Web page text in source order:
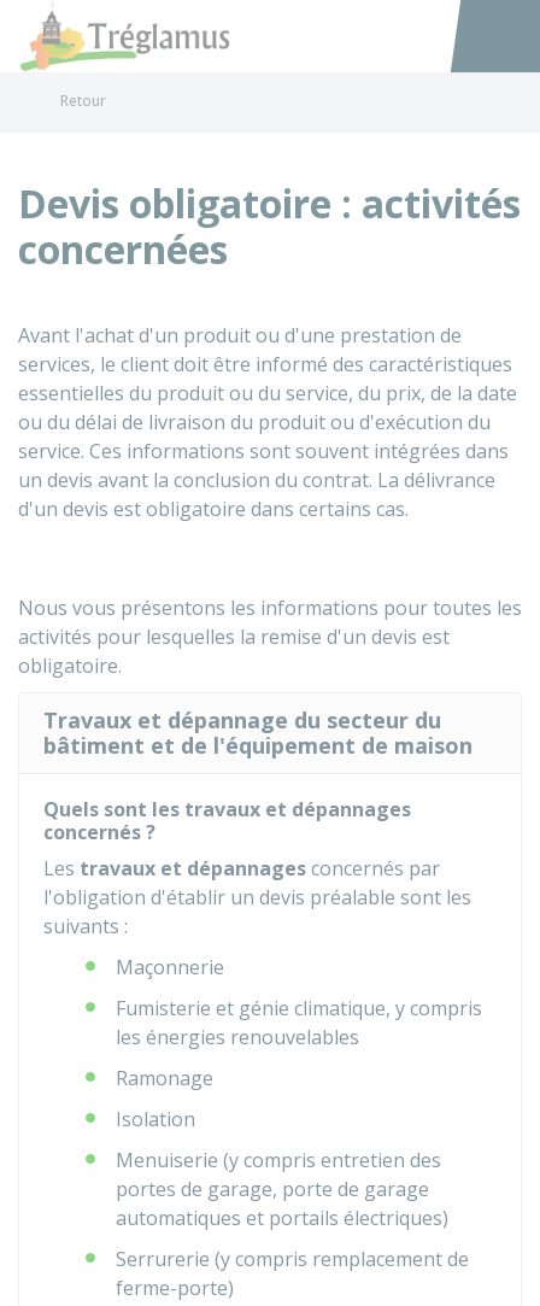
Accéder
Retour
Devis obligatoire : activités
concernées
Avant l'achat d'un produit ou d'une prestation de
services, le client doit être informé des caractéristiques
essentielles du produit ou du service, du prix, de la date
ou du délai de livraison du produit ou d'exécution du
service. Ces informations sont souvent intégrées dans
un devis avant la conclusion du contrat. La délivrance
d'un devis est obligatoire dans certains cas.
Nous vous présentons les informations pour toutes les
activités pour lesquelles la remise d'un devis est
obligatoire.
Travaux et dépannage du secteur du
bâtiment et de l'équipement de maison
Quels sont les travaux et dépannages
concernés ?
Les travaux et dépannagesconcernés par
l'obligation d'établir un devis préalable sont les
suivants :
Maçonnerie
Fumisterie et génie climatique, y compris
les énergies renouvelables
Ramonage
Isolation
Menuiserie (y compris entretien des
portes de garage, porte de garage
automatiques et portails électriques)
Serrurerie (y compris remplacement de
ferme-porte)